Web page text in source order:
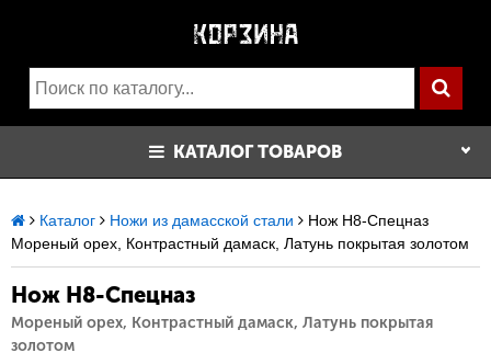
КАТАЛОГ ТОВАРОВ
Каталог Ножи из дамасской стали
Нож Н8-Спецназ
Мореный орех, Контрастный дамаск, Латунь покрытая золотом
Нож Н8-Спецназ
Мореный орех, Контрастный дамаск, Латунь покрытая
золотом